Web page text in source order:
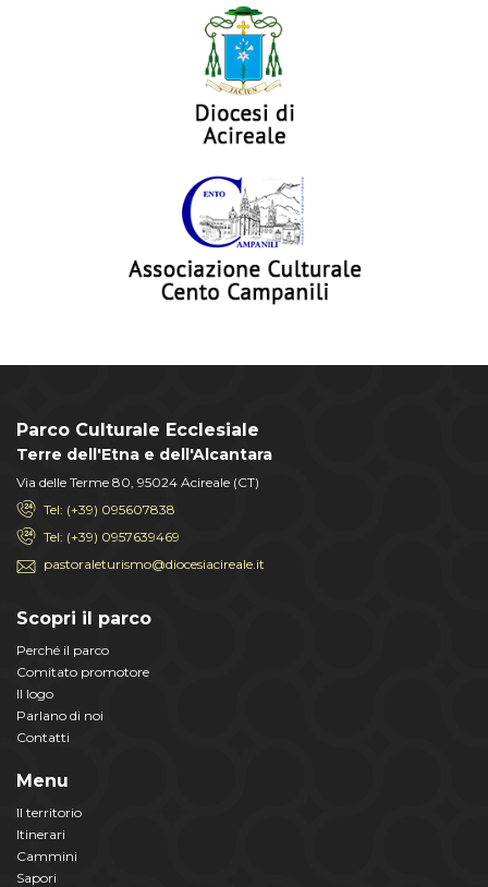
Parco Culturale Ecclesiale
Terre dell'Etna e dell'Alcantara
Via delle Terme 80, 95024 Acireale (CT)
Tel: (+39) 095607838
Tel: (+39) 0957639469
pastoraleturismo@diocesiacireale.it
Scopri il parco
Perché il parco
Comitato promotore
Il logo
Parlano di noi
Contatti
Menu
Il territorio
Itinerari
Cammini
Sapori